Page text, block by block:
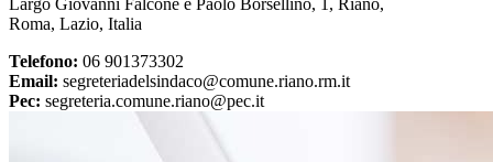
Largo Giovanni Falcone e Paolo Borsellino, 1, Riano,
Roma, Lazio, Italia
Telefono: 06 901373302
Email: segreteriadelsindaco@comune.riano.rm.it
Pec: segreteria.comune.riano@pec.it